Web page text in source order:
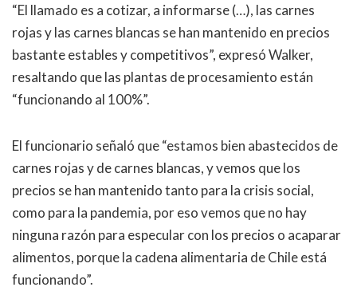
“El llamado es a cotizar, a informarse (…), las carnes
rojas y las carnes blancas se han mantenido en precios
bastante estables y competitivos”, expresó Walker,
resaltando que las plantas de procesamiento están
“funcionando al 100%”.
El funcionario señaló que “estamos bien abastecidos de
carnes rojas y de carnes blancas, y vemos que los
precios se han mantenido tanto para la crisis social,
como para la pandemia, por eso vemos que no hay
ninguna razón para especular con los precios o acaparar
alimentos, porque la cadena alimentaria de Chile está
funcionando”.